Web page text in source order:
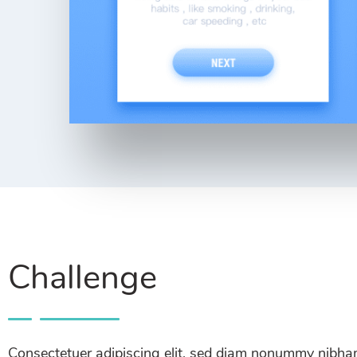
Challenge
Consectetuer adipiscing elit, sed diam nonummy